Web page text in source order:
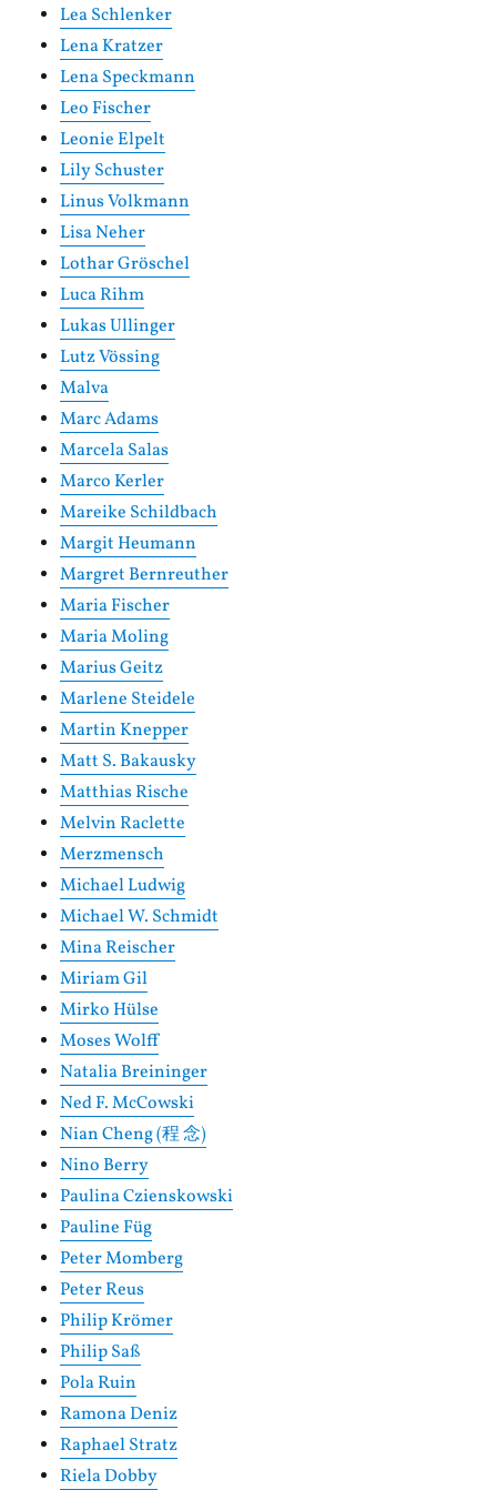
Lea Schlenker
Lena Kratzer
Lena Speckmann
Leo Fischer
Leonie Elpelt
Lily Schuster
Linus Volkmann
Lisa Neher
Lothar Gröschel
Luca Rihm
Lukas Ullinger
Lutz Vössing
Malva
Marc Adams
Marcela Salas
Marco Kerler
Mareike Schildbach
Margit Heumann
Margret Bernreuther
Maria Fischer
Maria Moling
Marius Geitz
Marlene Steidele
Martin Knepper
Matt S. Bakausky
Matthias Rische
Melvin Raclette
Merzmensch
Michael Ludwig
Michael W. Schmidt
Mina Reischer
Miriam Gil
Mirko Hülse
Moses Wolff
Natalia Breininger
Ned F. McCowski
Nian Cheng (程 念)
Nino Berry
Paulina Czienskowski
Pauline Füg
Peter Momberg
Peter Reus
Philip Krömer
Philip Saß
Pola Ruin
Ramona Deniz
Raphael Stratz
Riela Dobby